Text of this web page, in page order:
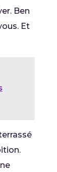
Ben
Et